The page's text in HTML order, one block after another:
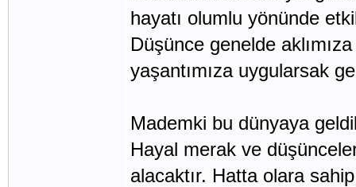
hayatı olumlu yönünde
Düşünce genelde
yaşantımıza uygularsak
Mademki bu dünyaya
Hayal merak ve
alacaktır. Hatta olara